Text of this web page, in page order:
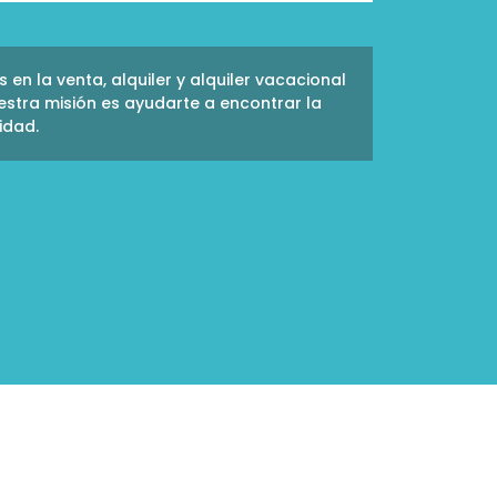
en la venta, alquiler y alquiler vacacional
misión es ayudarte a encontrar la